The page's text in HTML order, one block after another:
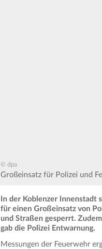
© dpa
Großeinsatz für Polizei und
In der Koblenzer Innenstadt
für einen Großeinsatz von
und Straßen gesperrt.
gab die Polizei Entwarnung.
Messungen der Feuerwehr